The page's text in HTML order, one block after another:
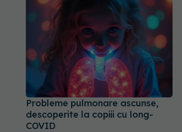
Probleme pulmonare ascunse,
descoperite la copiii cu long-
COVID